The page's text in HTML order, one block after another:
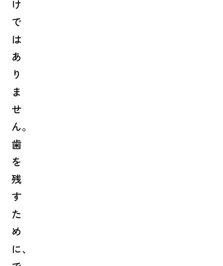
け
で
は
あ
り
ま
せ
ん。
歯
を
残
す
た
め
に、